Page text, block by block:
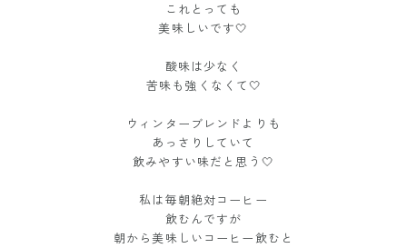
これとっても
美味しいです🤍
酸味は少なく
苦味も強くなくて🤍
ウィンターブレンドよりも
あっさりしていて
飲みやすい味だと思う🤍
私は毎朝絶対コーヒー
飲むんですが
朝から美味しいコーヒー飲むと